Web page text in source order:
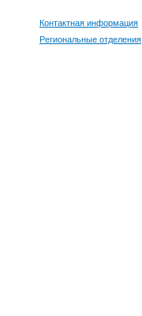
Контактная информация
Региональные отделения